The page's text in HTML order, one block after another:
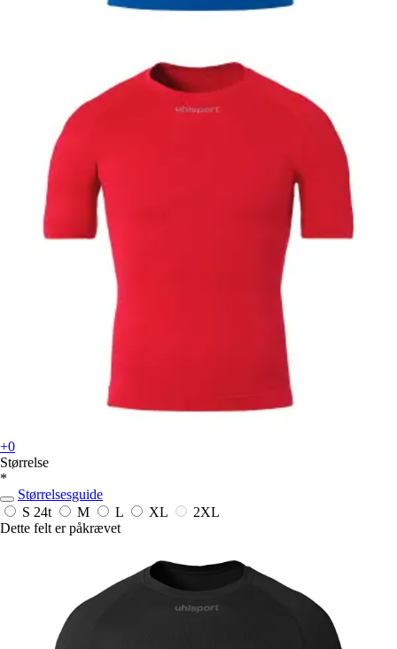
+0
Størrelse
*
Størrelsesguide
S 24t M L XL
2XL
Dette felt er påkrævet